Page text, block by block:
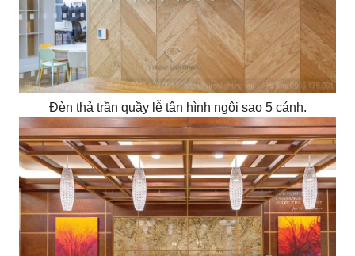
Đèn thả trần quầy lễ tân hình ngôi sao 5 cánh.